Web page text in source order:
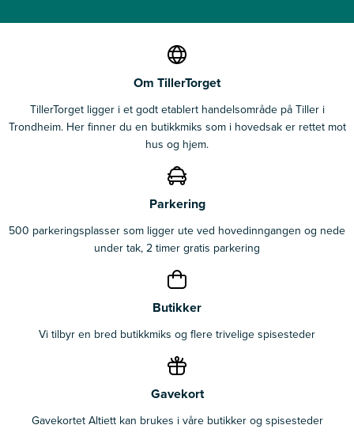
Om TillerTorget
TillerTorget ligger i et godt etablert handelsområde på Tiller i
Trondheim. Her finner du en butikkmiks som i hovedsak er rettet mot
hus og hjem.
Parkering
500 parkeringsplasser som ligger ute ved hovedinngangen og nede
under tak, 2 timer gratis parkering
Butikker
Vi tilbyr en bred butikkmiks og flere trivelige spisesteder
Gavekort
Gavekortet Altiett kan brukes i våre butikker og spisesteder